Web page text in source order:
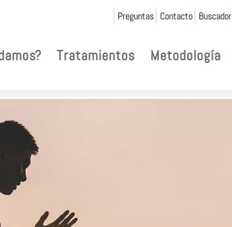
Preguntas Contacto Buscador
Tratamientos Metodología